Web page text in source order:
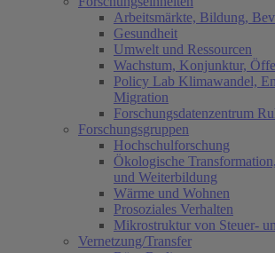
Arbeitsmärkte, Bildung,
Gesundheit
Umwelt und Ressourcen
Wachstum, Konjunktur,
Policy Lab Klimawandel,
Migration
Forschungsdatenzentrum
Forschungsgruppen
Hochschulforschung
Ökologische
und Weiterbildung
Wärme und Wohnen
Prosoziales Verhalten
Mikrostruktur von Steuer-
Vernetzung/Transfer